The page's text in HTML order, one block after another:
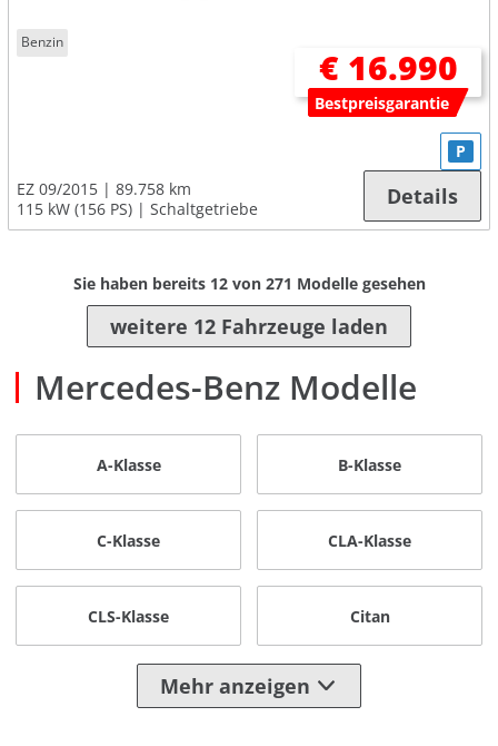
Benzin
€ 16.990
Bestpreisgarantie
EZ 09/2015
89.758 km
115 kW (156 PS)
Schaltgetriebe
P
Details
Sie haben bereits 12von 271 Modelle gesehen
weitere 12 Fahrzeuge laden
Mercedes-Benz Modelle
A-Klasse B-Klasse
C-Klasse CLA-Klasse
CLS-Klasse Citan
Mehr anzeigen